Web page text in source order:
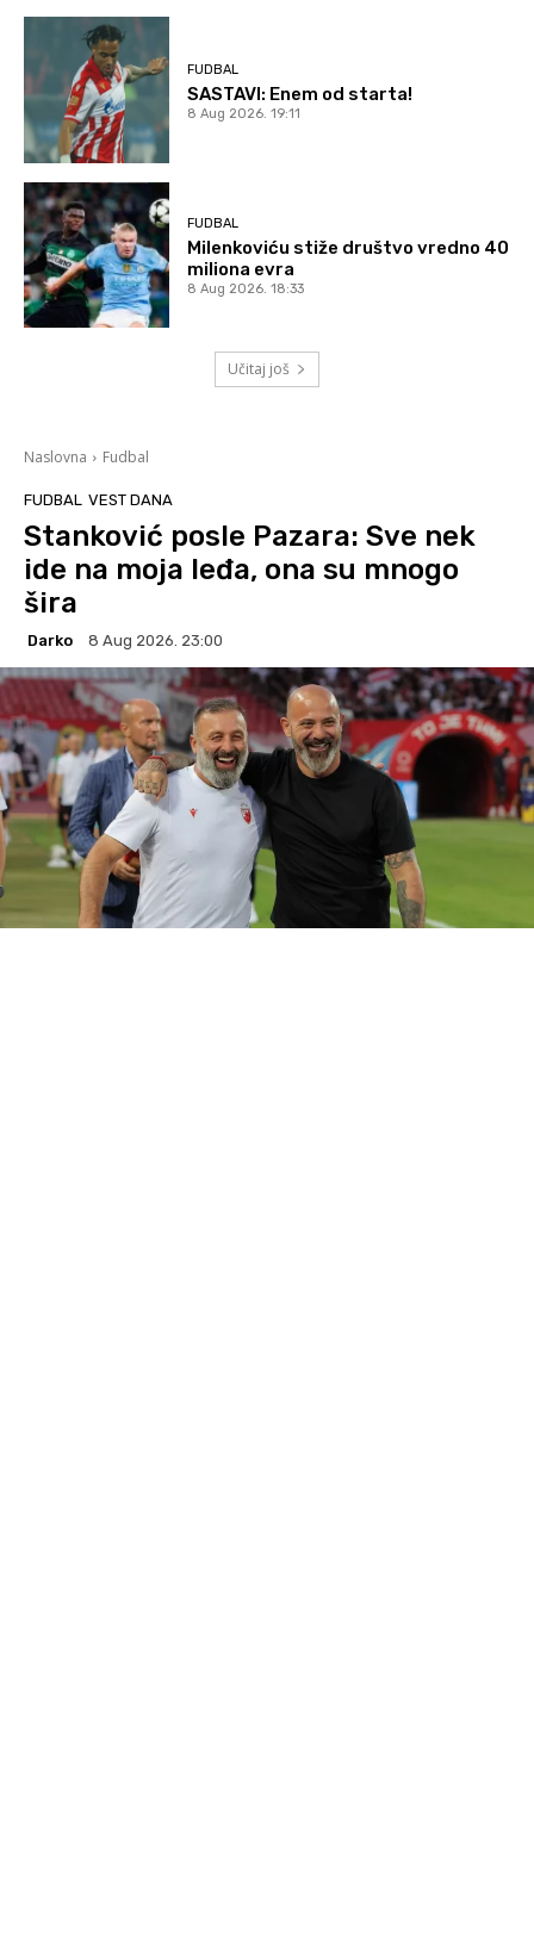
FUDBAL
SASTAVI: Enem od starta!
8 Aug 2026. 19:11
FUDBAL
Milenkoviću stiže društvo vredno 40
miliona evra
8 Aug 2026. 18:33
Učitaj još